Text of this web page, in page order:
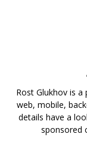
Rost Glukhov is
web, mobile,
details have a
sponsored